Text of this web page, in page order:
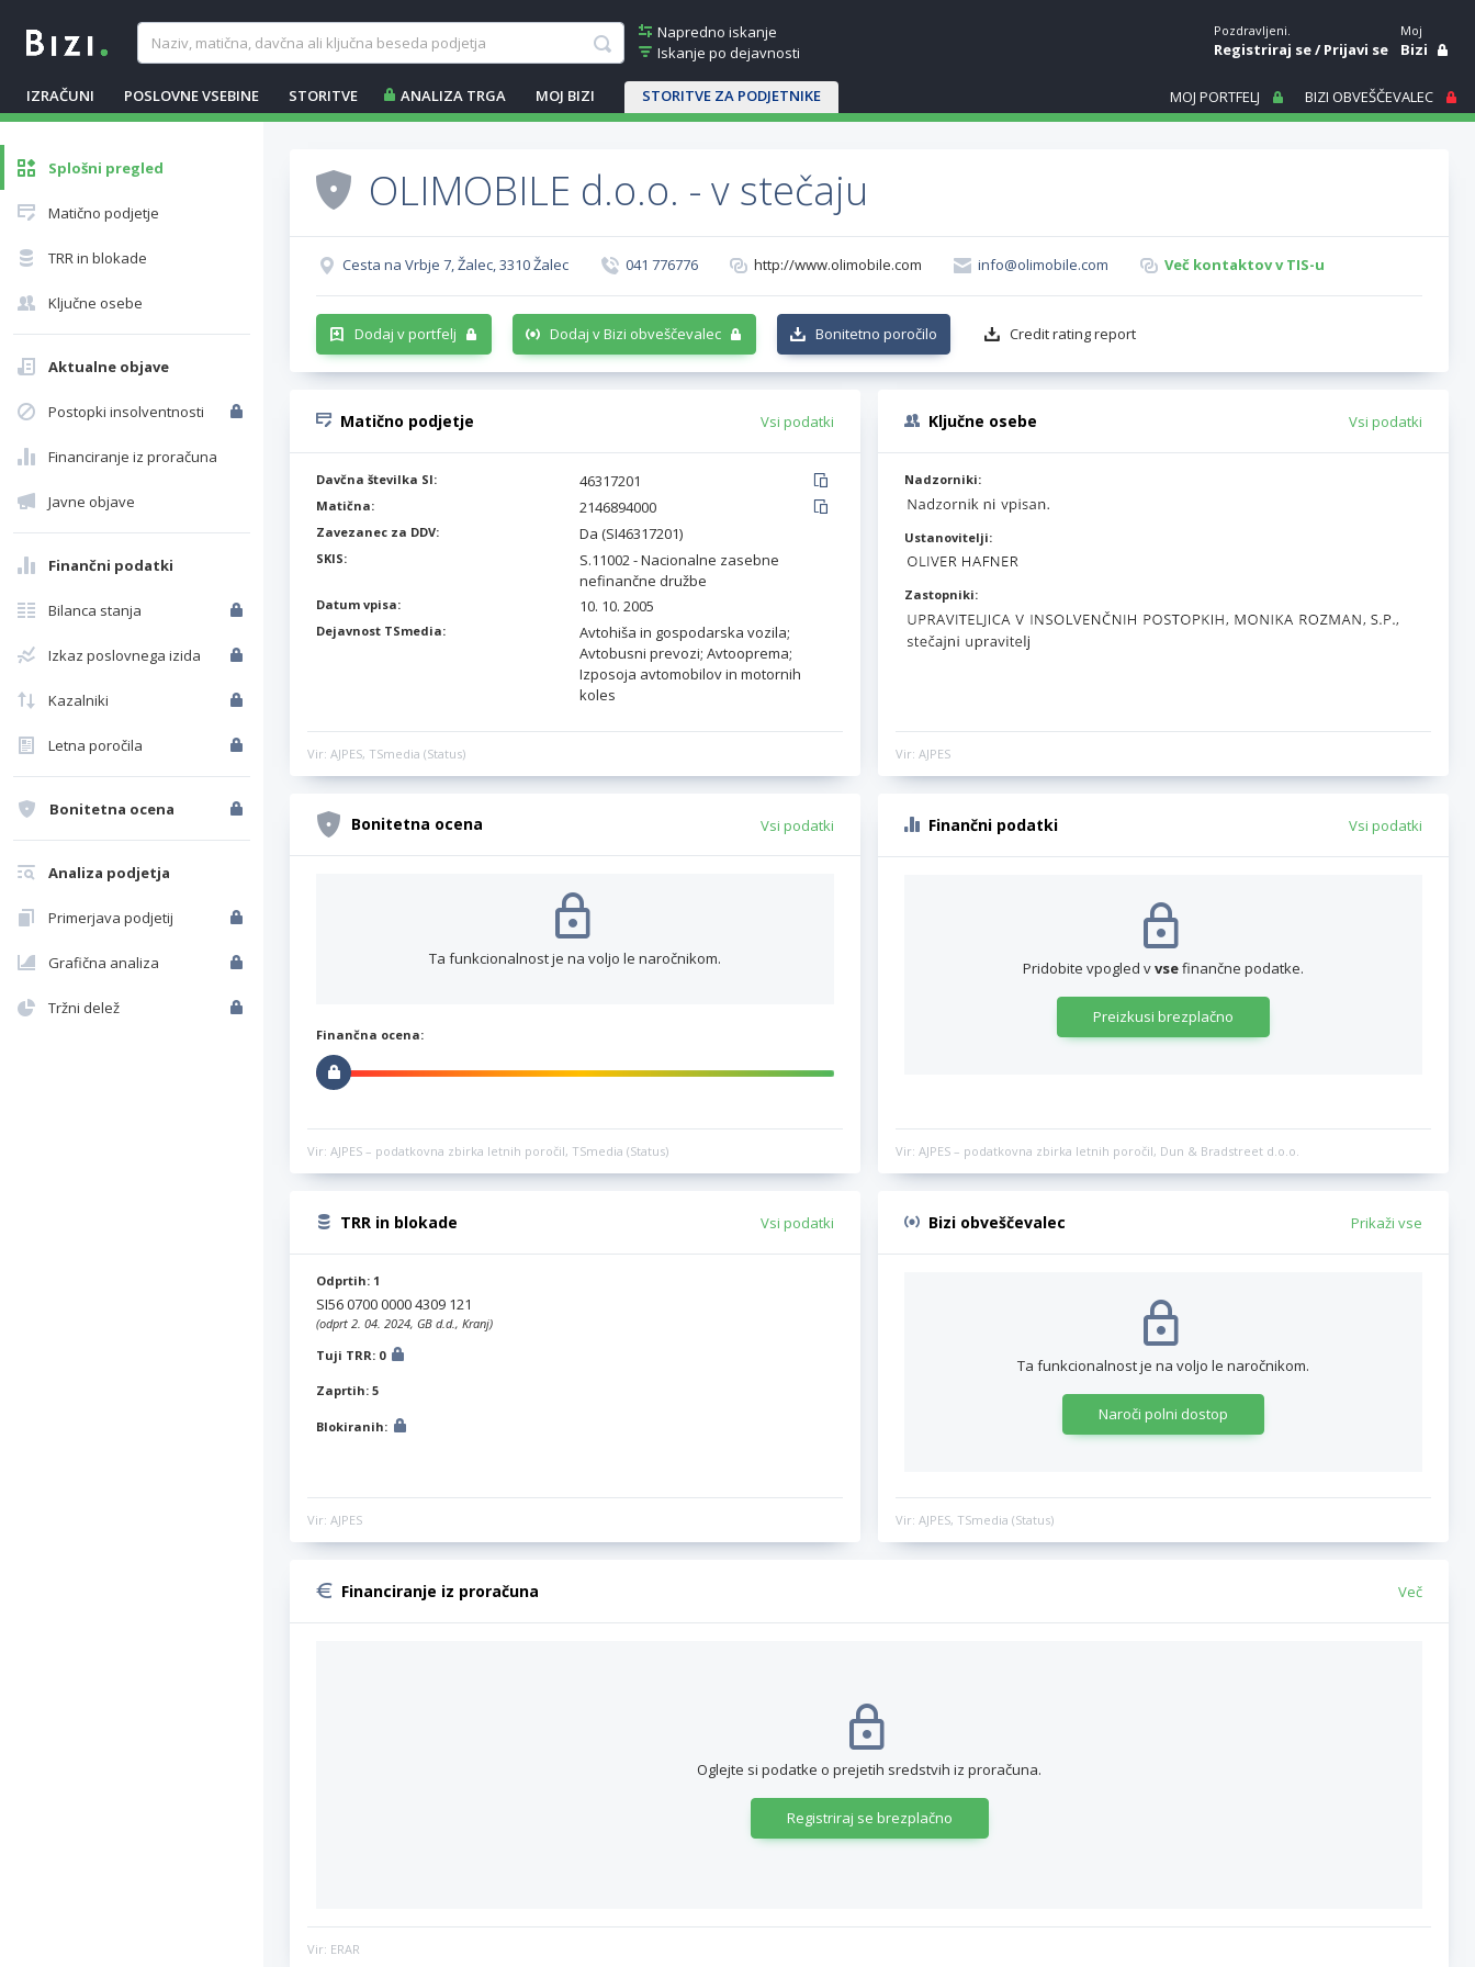
Napredno iskanje
Iskanje po dejavnosti
IZRAČUNI POSLOVNE VSEBINE STORITVE ANALIZA TRGA MOJ BIZI STORITVE ZA PODJETNIKE
Pozdravljeni.
Registriraj se/Prijavi se
Moj
Bizi
MOJ PORTFELJ BIZI OBVEŠČEVALEC
Splošni pregled
Matično podjetje
TRR in blokade
Ključne osebe
Aktualne objave
Postopki insolventnosti
Financiranje iz proračuna
Javne objave
Finančni podatki
Bilanca stanja
Izkaz poslovnega izida
Kazalniki
Letna poročila
Bonitetna ocena
Analiza podjetja
Primerjava podjetij
Grafična analiza
Tržni delež
OLIMOBILE d.o.o. - v stečaju
Cesta na Vrbje 7, Žalec, 3310 Žalec 041 776776 http://www.olimobile.com info@olimobile.com Več kontaktov v TIS-u
Dodaj v portfelj Dodaj v Bizi obveščevalec Bonitetno poročilo Credit rating report
Matično podjetje Vsi podatki
Davčna številka SI: 46317201
Matična: 2146894000
Zavezanec za DDV: Da (SI46317201)
SKIS:
S.11002 - Nacionalne zasebne
nefinančne družbe
Datum vpisa: 10. 10. 2005
Dejavnost TSmedia:
Avtohiša in gospodarska vozila;
Avtobusni prevozi; Avtooprema;
Izposoja avtomobilov in motornih
koles
Vir: AJPES, TSmedia (Status)
Ključne osebe Vsi podatki
Nadzorniki:
Ustanovitelji:
Zastopniki:
Vir: AJPES
Bonitetna ocena Vsi podatki
Ta funkcionalnost je na voljo le naročnikom.
Finančna ocena:
Vir: AJPES – podatkovna zbirka letnih poročil, TSmedia (Status)
Finančni podatki Vsi podatki
Pridobite vpogled vvsefinančne podatke.
Preizkusi brezplačno
Vir: AJPES – podatkovna zbirka letnih poročil, Dun & Bradstreet d.o.o.
TRR in blokade Vsi podatki
Odprtih: 1
SI56 0700 0000 4309 121
(odprt 2. 04. 2024, GB d.d., Kranj)
Tuji TRR: 0
Zaprtih: 5
Blokiranih:
Vir: AJPES
Bizi obveščevalec Prikaži vse
Ta funkcionalnost je na voljo le naročnikom.
Naroči polni dostop
Vir: AJPES, TSmedia (Status)
Financiranje iz proračuna Več
Oglejte si podatke o prejetih sredstvih iz proračuna.
Registriraj se brezplačno
Vir: ERAR